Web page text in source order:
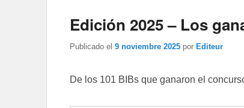
Edición 2025 – Los
Publicado el 9 noviembre 2025 por Editeur
De los 101 BIBs que ganaron el